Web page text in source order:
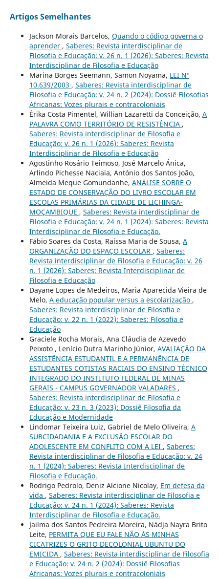
Artigos Semelhantes
Jackson Morais Barcelos, Quando o código governa o
aprender , Saberes: Revista interdisciplinar de
Filosofia e Educação: v. 26 n. 1 (2026): Saberes: Revista
Interdisciplinar de Filosofia e Educação
Marina Borges Seemann, Samon Noyama, LEI Nº
10.639/2003 , Saberes: Revista interdisciplinar de
Filosofia e Educação: v. 24 n. 2 (2024): Dossiê Filosofias
Africanas: Vozes plurais e contracoloniais
Érika Costa Pimentel, Willian Lazaretti da Conceição, A
PALAVRA COMO TERRITÓRIO DE RESISTÊNCIA ,
Saberes: Revista interdisciplinar de Filosofia e
Educação: v. 26 n. 1 (2026): Saberes: Revista
Interdisciplinar de Filosofia e Educação
Agostinho Rosário Teimoso, José Marcelo Ánica,
Arlindo Pichesse Naciaia, António dos Santos João,
Almeida Meque Gomundanhe, ANÁLISE SOBRE O
ESTADO DE CONSERVAÇÃO DO LIVRO ESCOLAR EM
ESCOLAS PRIMÁRIAS DA CIDADE DE LICHINGA-
MOÇAMBIQUE , Saberes: Revista interdisciplinar de
Filosofia e Educação: v. 24 n. 1 (2024): Saberes: Revista
Interdisciplinar de Filosofia e Educação.
Fábio Soares da Costa, Raíssa Maria de Sousa, A
ORGANIZAÇÃO DO ESPAÇO ESCOLAR , Saberes:
Revista interdisciplinar de Filosofia e Educação: v. 26
n. 1 (2026): Saberes: Revista Interdisciplinar de
Filosofia e Educação
Dayane Lopes de Medeiros, Maria Aparecida Vieira de
Melo, A educação popular versus a escolarização ,
Saberes: Revista interdisciplinar de Filosofia e
Educação: v. 22 n. 1 (2022): Saberes: Filosofia e
Educação
Graciele Rocha Morais, Ana Cláudia de Azevedo
Peixoto , Lenício Dutra Marinho Júnior, AVALIAÇÃO DA
ASSISTÊNCIA ESTUDANTIL E A PERMANÊNCIA DE
ESTUDANTES COTISTAS RACIAIS DO ENSINO TÉCNICO
INTEGRADO DO INSTITUTO FEDERAL DE MINAS
GERAIS - CAMPUS GOVERNADOR VALADARES ,
Saberes: Revista interdisciplinar de Filosofia e
Educação: v. 23 n. 3 (2023): Dossiê Filosofia da
Educação e Modernidade
Lindomar Teixeira Luiz, Gabriel de Melo Oliveira, A
SUBCIDADANIA E A EXCLUSÃO ESCOLAR DO
ADOLESCENTE EM CONFLITO COM A LEI , Saberes:
Revista interdisciplinar de Filosofia e Educação: v. 24
n. 1 (2024): Saberes: Revista Interdisciplinar de
Filosofia e Educação.
Rodrigo Pedrolo, Deniz Alcione Nicolay, Em defesa da
vida , Saberes: Revista interdisciplinar de Filosofia e
Educação: v. 24 n. 1 (2024): Saberes: Revista
Interdisciplinar de Filosofia e Educação.
Jailma dos Santos Pedreira Moreira, Nádja Nayra Brito
Leite, PERMITA QUE EU FALE NÃO ÀS MINHAS
CICATRIZES O GRITO DECOLONIAL UBUNTU DO
EMICIDA , Saberes: Revista interdisciplinar de Filosofia
e Educação: v. 24 n. 2 (2024): Dossiê Filosofias
Africanas: Vozes plurais e contracoloniais